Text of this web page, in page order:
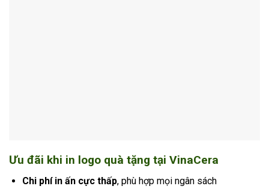
Ưu đãi khi in logo quà tặng tại VinaCera
Chi phí in ấn cực thấp, phù hợp mọi ngân sách